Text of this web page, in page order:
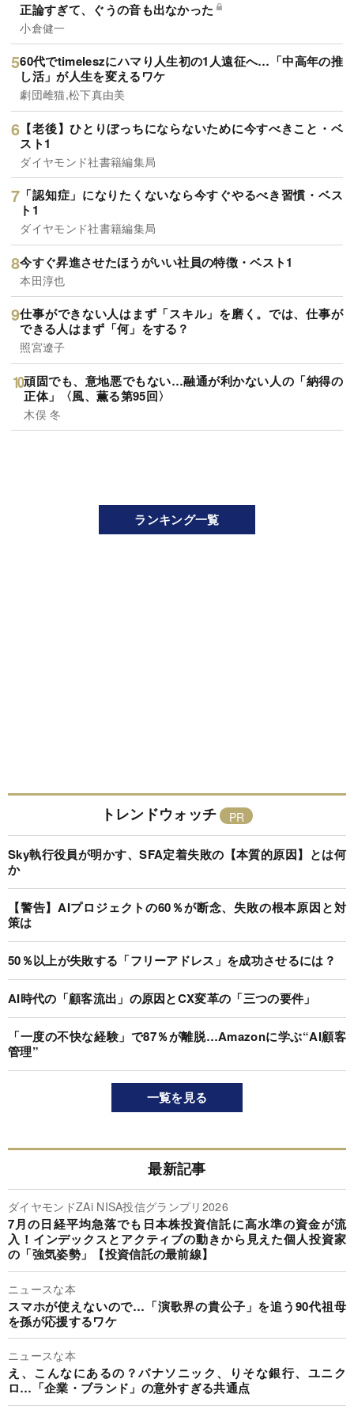
正論すぎて、ぐうの音も出なかった
小倉健一
60代でtimeleszにハマり人生初の1人遠征へ…「中高年の推
し活」が人生を変えるワケ
劇団雌猫,松下真由美
【老後】ひとりぼっちにならないために今すべきこと・ベ
スト1
ダイヤモンド社書籍編集局
「認知症」になりたくないなら今すぐやるべき習慣・ベス
ト1
ダイヤモンド社書籍編集局
今すぐ昇進させたほうがいい社員の特徴・ベスト1
本田淳也
仕事ができない人はまず「スキル」を磨く。では、仕事が
できる人はまず「何」をする？
照宮遼子
頑固でも、意地悪でもない…融通が利かない人の「納得の
正体」〈風、薫る第95回〉
木俣 冬
ランキング一覧
トレンドウォッチ
Sky執行役員が明かす、SFA定着失敗の【本質的原因】とは何
か
【警告】AIプロジェクトの60％が断念、失敗の根本原因と対
策は
50％以上が失敗する「フリーアドレス」を成功させるには？
AI時代の「顧客流出」の原因とCX変革の「三つの要件」
「一度の不快な経験」で87％が離脱…Amazonに学ぶ“AI顧客
管理”
一覧を見る
最新記事
ダイヤモンドZAi NISA投信グランプリ2026
7月の日経平均急落でも日本株投資信託に高水準の資金が流
入！インデックスとアクティブの動きから見えた個人投資家
の「強気姿勢」【投資信託の最前線】
ニュースな本
スマホが使えないので…「演歌界の貴公子」を追う90代祖母
を孫が応援するワケ
ニュースな本
え、こんなにあるの？パナソニック、りそな銀行、ユニク
ロ…「企業・ブランド」の意外すぎる共通点